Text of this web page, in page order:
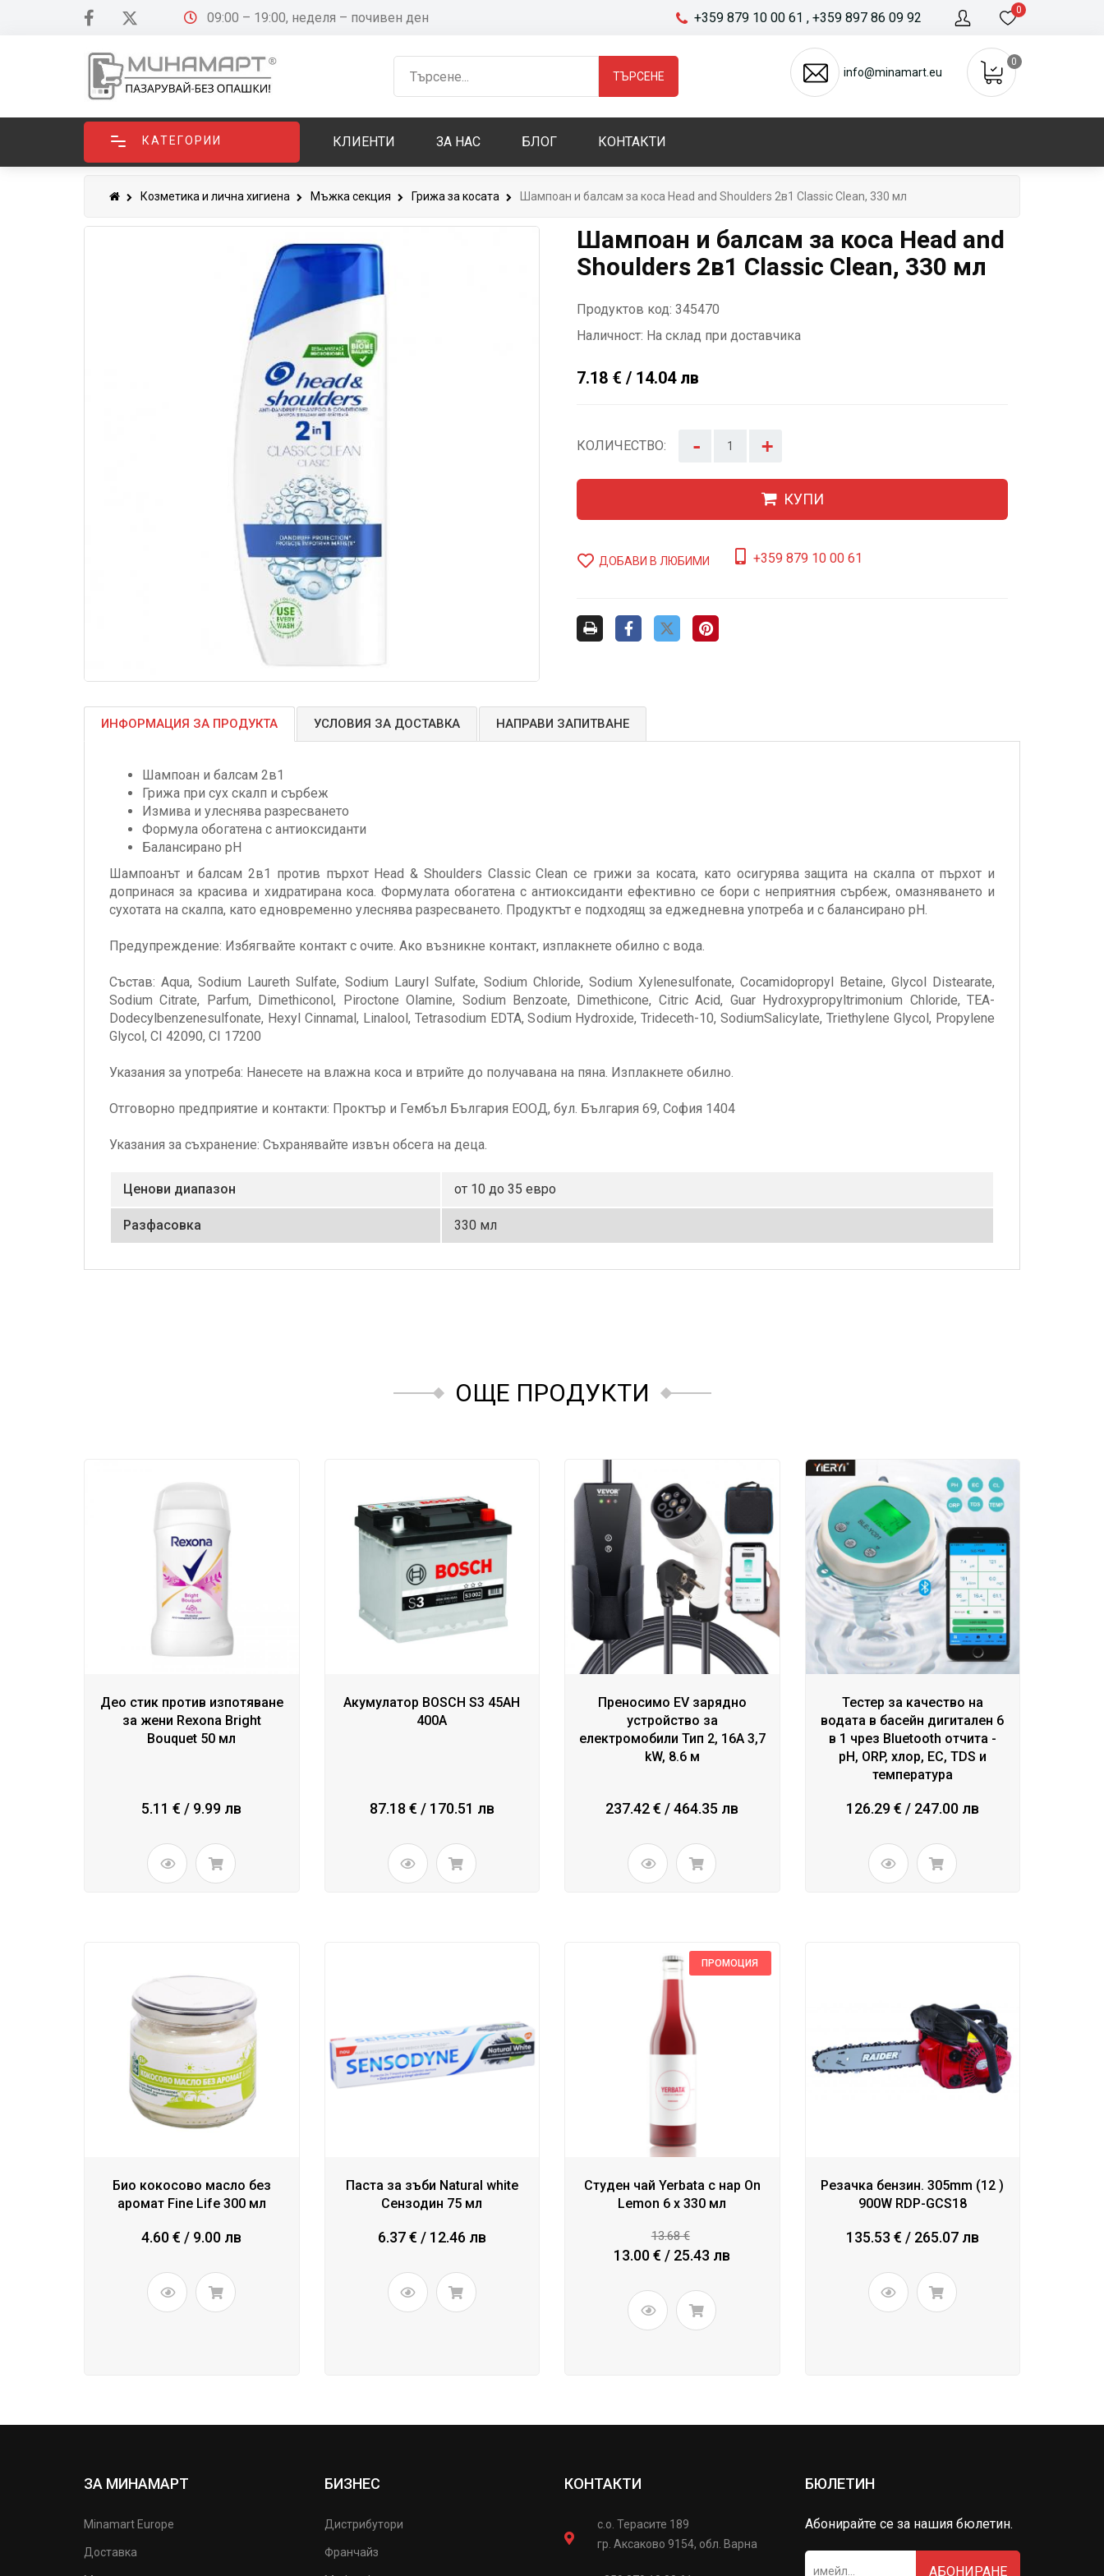
09:00 – 19:00, неделя – почивен ден 0
+359 879 10 00 61 , +359 897 86 09 92
ТЪРСЕНЕ info@minamart.eu
0
КАТЕГОРИИ КЛИЕНТИ ЗА НАС БЛОГ КОНТАКТИ
Козметика и лична хигиена Мъжка секция Грижа за косата Шампоан и балсам за коса Head and Shoulders 2в1 Classic Clean, 330 мл
Шампоан и балсам за коса Head and
Shoulders 2в1 Classic Clean, 330 мл
Продуктов код: 345470
Наличност: На склад при доставчика
7.18 € / 14.04 лв
КОЛИЧЕСТВО: - +
КУПИ
ДОБАВИ В ЛЮБИМИ +359 879 10 00 61
ИНФОРМАЦИЯ ЗА ПРОДУКТА УСЛОВИЯ ЗА ДОСТАВКА НАПРАВИ ЗАПИТВАНЕ
Шампоан и балсам 2в1
Грижа при сух скалп и сърбеж
Измива и улеснява разресването
Формула обогатена с антиоксиданти
Балансирано pH
Шампоанът и балсам 2в1 против пърхот Head & Shoulders Classic Clean се грижи за косата, като осигурява защита на скалпа от пърхот и
допринася за красива и хидратирана коса. Формулата обогатена с антиоксиданти ефективно се бори с неприятния сърбеж, омазняването и
сухотата на скалпа, като едновременно улеснява разресването. Продуктът е подходящ за еджедневна употреба и с балансирано pH.
Предупреждение: Избягвайте контакт с очите. Ако възникне контакт, изплакнете обилно с вода.
Състав: Aqua, Sodium Laureth Sulfate, Sodium Lauryl Sulfate, Sodium Chloride, Sodium Xylenesulfonate, Cocamidopropyl Betaine, Glycol Distearate,
Sodium Citrate, Parfum, Dimethiconol, Piroctone Olamine, Sodium Benzoate, Dimethicone, Citric Acid, Guar Hydroxypropyltrimonium Chloride, TEA-
Dodecylbenzenesulfonate, Hexyl Cinnamal, Linalool, Tetrasodium EDTA, Sodium Hydroxide, Trideceth-10, SodiumSalicylate, Triethylene Glycol, Propylene
Glycol, CI 42090, CI 17200
Указания за употреба: Нанесете на влажна коса и втрийте до получавана на пяна. Изплакнете обилно.
Отговорно предприятие и контакти: Проктър и Гембъл България ЕООД, бул. България 69, София 1404
Указания за съхранение: Съхранявайте извън обсега на деца.
Ценови диапазон от 10 до 35 евро
Разфасовка 330 мл
ОЩЕ ПРОДУКТИ
Део стик против изпотяване
за жени Rexona Bright
Bouquet 50 мл
5.11 € / 9.99 лв
Акумулатор BOSCH S3 45AH
400A
87.18 € / 170.51 лв
Преносимо EV зарядно
устройство за
електромобили Тип 2, 16A 3,7
kW, 8.6 м
237.42 € / 464.35 лв
Тестер за качество на
водата в басейн дигитален 6
в 1 чрез Bluetooth отчита -
pH, ORP, хлор, EC, TDS и
температура
126.29 € / 247.00 лв
Био кокосово масло без
аромат Fine Life 300 мл
4.60 € / 9.00 лв
Паста за зъби Natural white
Сензодин 75 мл
6.37 € / 12.46 лв
ПРОМОЦИЯ
Студен чай Yerbata с нар On
Lemon 6 x 330 мл
13.68 €
13.00 € / 25.43 лв
Резачка бензин. 305mm (12 )
900W RDP-GCS18
135.53 € / 265.07 лв
ЗА МИНАМАРТ
Minamart Europe
Доставка
БИЗНЕС
Дистрибутори
Франчайз
КОНТАКТИ
с.о. Терасите 189
гр. Аксаково 9154, обл. Варна
БЮЛЕТИН
Абонирайте се за нашия бюлетин.
АБОНИРАНЕ